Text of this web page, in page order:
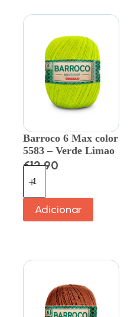
Barroco 6 Max color
5583 – Verde Limao
€12.90
Adicionar